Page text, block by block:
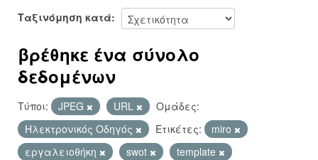
Ταξινόμηση κατά
βρέθηκε ένα σύνολο
δεδομένων
Τύποι: JPEG URL
Ομάδες:
Hλεκτρονικός Οδηγός
Ετικέτες:
miro
εργαλειοθήκη
swot
template